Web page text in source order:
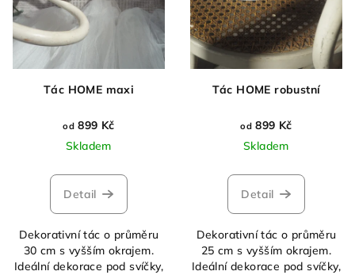
o
d
u
Tác HOME maxi
od 899 Kč
Skladem
Detail
Dekorativní tác o průměru
30 cm s vyšším okrajem.
Ideální dekorace pod svíčky,
Tác HOME robustní
od 899 Kč
Skladem
Detail
Dekorativní tác o průměru
25 cm s vyšším okrajem.
Ideální dekorace pod svíčky,